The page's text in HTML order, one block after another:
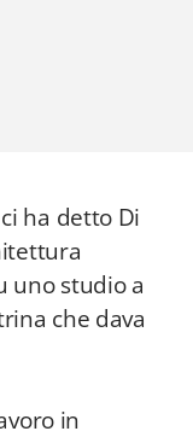
ha detto Di
uno studio a
che dava
in